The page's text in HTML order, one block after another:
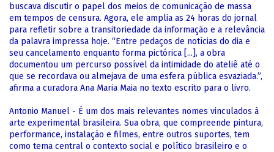
buscava discutir o papel dos meios de comunicação de massa
em tempos de censura. Agora, ele amplia as 24 horas do jornal
para refletir sobre a transitoriedade da informação e a relevância
da palavra impressa hoje. “Entre pedaços de notícias do dia e
seu cancelamento enquanto forma pictórica [...], a obra
documentou um percurso possível da intimidade do ateliê até o
que se recordava ou almejava de uma esfera pública esvaziada.”,
afirma a curadora Ana Maria Maia no texto escrito para o livro.
Antonio Manuel - É um dos mais relevantes nomes vinculados à
arte experimental brasileira. Sua obra, que compreende pintura,
performance, instalação e filmes, entre outros suportes, tem
como tema central o contexto social e político brasileiro e o